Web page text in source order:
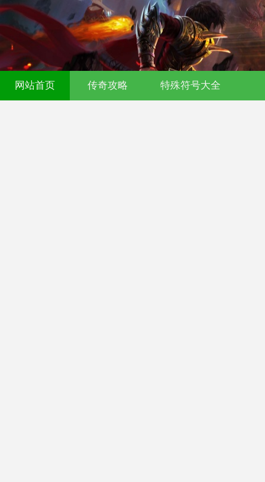
网站首页 传奇攻略 特殊符号大全